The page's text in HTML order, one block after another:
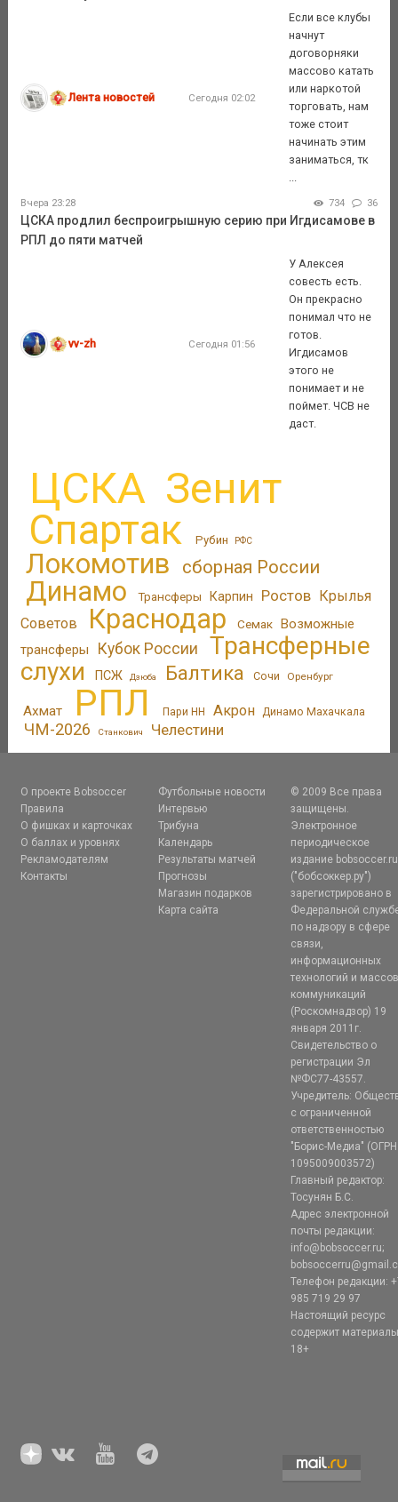
Лента новостей Сегодня 02:02
Если все клубы
начнут
договорняки
массово катать
или наркотой
торговать, нам
тоже стоит
начинать этим
заниматься, тк
Вчера 23:28 734 36
ЦСКА продлил беспроигрышную серию при Игдисамове в
РПЛ до пяти матчей
vv-zh Сегодня 01:56
У Алексея
совесть есть.
Он прекрасно
понимал что не
готов.
Игдисамов
этого не
понимает и не
поймет. ЧСВ не
даст.
ЦСКА Зенит
Спартак Рубин РФС
Локомотив сборная России
Динамо Трансферы Карпин Ростов Крылья
Советов
Краснодар Семак Возможные
трансферы
Кубок России
Трансферные
слухи
ПСЖ Дзюба Балтика Сочи Оренбург
Ахмат РПЛ Пари НН Акрон Динамо Махачкала
ЧМ-2026 Станкович Челестини
О проекте Bobsoccer
Правила
О фишках и карточках
О баллах и уровнях
Рекламодателям
Контакты
Футбольные новости
Интервью
Трибуна
Календарь
Результаты матчей
Прогнозы
Магазин подарков
Карта сайта
© 2009 Все права
защищены.
Электронное
периодическое
издание bobsoccer.ru
("бобсоккер.ру")
зарегистрировано в
Федеральной
по надзору в сфере
связи,
информационных
технологий и
коммуникаций
(Роскомнадзор) 19
января 2011г.
Свидетельство о
регистрации Эл
№ФС77-43557.
Учредитель:
с ограниченной
ответственностью
"Борис-Медиа" (ОГРН
1095009003572)
Главный редактор:
Тосунян Б.С.
Адрес электронной
почты редакции:
info@bobsoccer.ru;
Телефон редакции:
985 719 29 97
Настоящий ресурс
содержит
18+